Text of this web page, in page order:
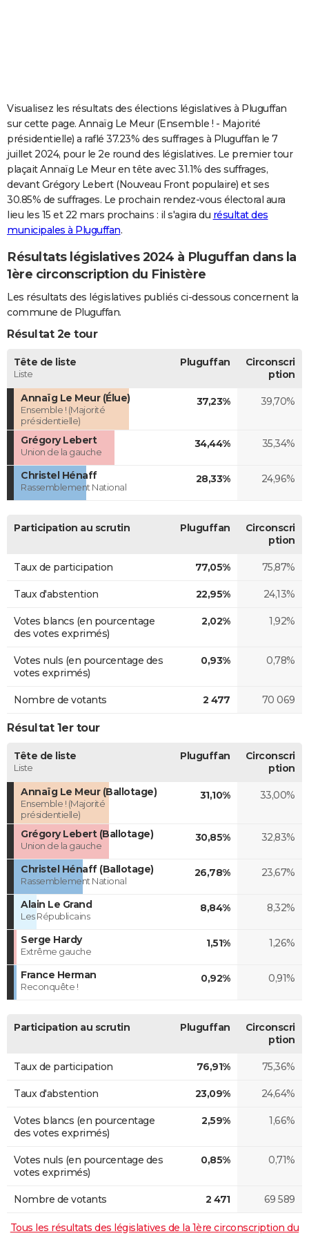
Carte de Noël
Carte Bonne année
Carte Saint-Valentin
Carte Pâques
Carte d'anniversaire
DICTIONNAIRE
Dictionnaire
Biographies
Citations
Expressions
Proverbes
PROGRAMME TV
COPAINS D'AVANT
S'inscrire
Se connecter
Lycées
Collèges
Primaires
Universités
Entreprises
Service militaire
Avis de recherche
AVIS DE DÉCÈS
Visualisez les résultats des élections législatives à Pluguffan
sur cette page. Annaïg Le Meur (Ensemble ! - Majorité
présidentielle) a raflé 37.23% des suffrages à Pluguffan le 7
juillet 2024, pour le 2e round des législatives. Le premier tour
plaçait Annaïg Le Meur en tête avec 31.1% des suffrages,
devant Grégory Lebert (Nouveau Front populaire) et ses
30.85% de suffrages. Le prochain rendez-vous électoral aura
lieu les 15 et 22 mars prochains : il s'agira du résultat des
municipales à Pluguffan.
Résultats législatives 2024 à Pluguffan dans la
1ère circonscription du Finistère
Les résultats des législatives publiés ci-dessous concernent la
commune de Pluguffan.
Résultat 2e tour
Tête de liste
Liste
Pluguffan
Circonscri
ption
Annaïg Le Meur (Élue)
Ensemble ! (Majorité
présidentielle)
37,23% 39,70%
Grégory Lebert
Union de la gauche
34,44% 35,34%
Christel Hénaff
Rassemblement National
28,33% 24,96%
Participation au scrutin Pluguffan
Circonscri
ption
Taux de participation 77,05% 75,87%
Taux d'abstention 22,95% 24,13%
Votes blancs (en pourcentage
des votes exprimés)
2,02% 1,92%
Votes nuls (en pourcentage des
votes exprimés)
0,93% 0,78%
Nombre de votants 2 477 70 069
Résultat 1er tour
Tête de liste
Liste
Pluguffan
Circonscri
ption
Annaïg Le Meur (Ballotage)
Ensemble ! (Majorité
présidentielle)
31,10% 33,00%
Grégory Lebert (Ballotage)
Union de la gauche
30,85% 32,83%
Christel Hénaff (Ballotage)
Rassemblement National
26,78% 23,67%
Alain Le Grand
Les Républicains
8,84% 8,32%
Serge Hardy
Extrême gauche
1,51% 1,26%
France Herman
Reconquête !
0,92% 0,91%
Participation au scrutin Pluguffan
Circonscri
ption
Taux de participation 76,91% 75,36%
Taux d'abstention 23,09% 24,64%
Votes blancs (en pourcentage
des votes exprimés)
2,59% 1,66%
Votes nuls (en pourcentage des
votes exprimés)
0,85% 0,71%
Nombre de votants 2 471 69 589
Tous les résultats des législatives de la 1ère circonscription du